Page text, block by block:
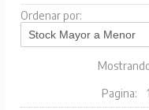
Ordenar por:
Pagina: